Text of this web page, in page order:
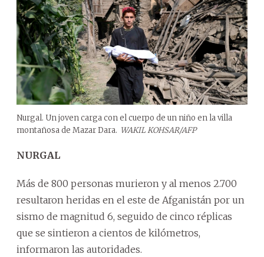
Nurgal. Un joven carga con el cuerpo de un niño en la villa
montañosa de Mazar Dara. WAKIL KOHSAR/AFP
NURGAL
Más de 800 personas murieron y al menos 2.700
resultaron heridas en el este de Afganistán por un
sismo de magnitud 6, seguido de cinco réplicas
que se sintieron a cientos de kilómetros,
informaron las autoridades.